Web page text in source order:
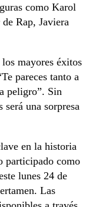
como Karol
Rap, Javiera
mayores éxitos
pareces tanto a
peligro”. Sin
una sorpresa
en la historia
participado como
lunes 24 de
Las